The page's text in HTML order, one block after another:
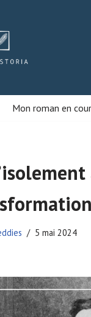
Mon roman en
5 mai 2024